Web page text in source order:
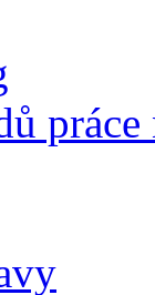
práce